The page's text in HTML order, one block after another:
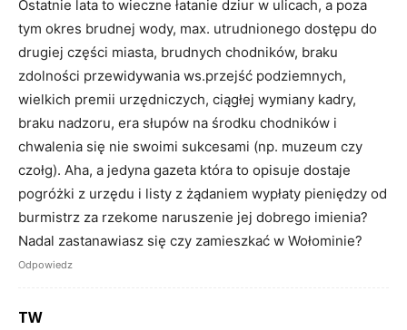
Ostatnie lata to wieczne łatanie dziur w ulicach, a poza
tym okres brudnej wody, max. utrudnionego dostępu do
drugiej części miasta, brudnych chodników, braku
zdolności przewidywania ws.przejść podziemnych,
wielkich premii urzędniczych, ciągłej wymiany kadry,
braku nadzoru, era słupów na środku chodników i
chwalenia się nie swoimi sukcesami (np. muzeum czy
czołg). Aha, a jedyna gazeta która to opisuje dostaje
pogróżki z urzędu i listy z żądaniem wypłaty pieniędzy od
burmistrz za rzekome naruszenie jej dobrego imienia?
Nadal zastanawiasz się czy zamieszkać w Wołominie?
Odpowiedz
TW